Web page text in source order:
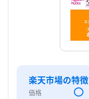
楽天市場の特徴
価格